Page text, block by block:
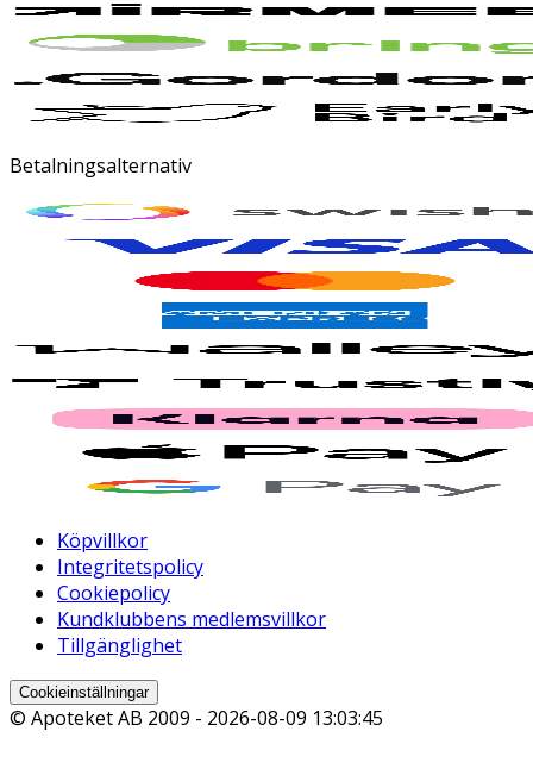
Betalningsalternativ
Köpvillkor
Integritetspolicy
Cookiepolicy
Kundklubbens medlemsvillkor
Tillgänglighet
Cookieinställningar
© Apoteket AB 2009 - 2026-08-09 13:03:45